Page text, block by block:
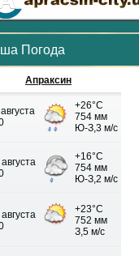
Погода
Апраксин